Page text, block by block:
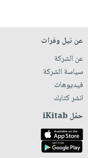
عن نيل وفرات
عن الشركة
سياسة الشركة
فيديوهات
انشر كتابك
حمّل iKitab